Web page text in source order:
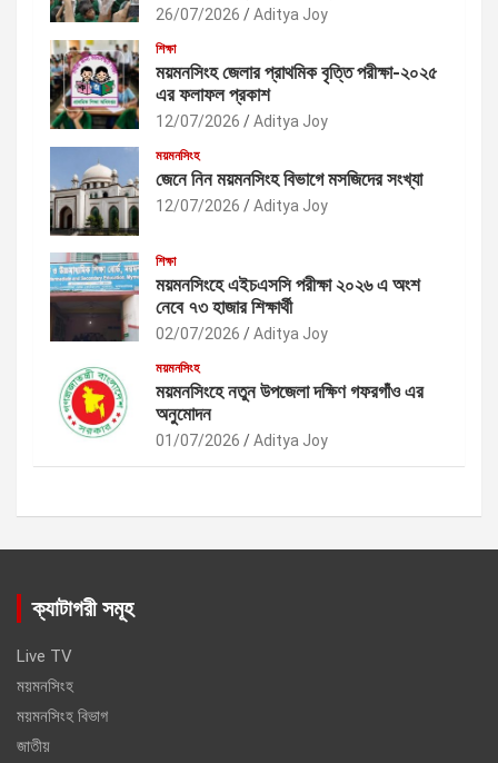
26/07/2026 Aditya Joy
শিক্ষা
ময়মনসিংহ জেলার প্রাথমিক বৃত্তি পরীক্ষা-২০২৫
এর ফলাফল প্রকাশ
12/07/2026 Aditya Joy
ময়মনসিংহ
জেনে নিন ময়মনসিংহ বিভাগে মসজিদের সংখ্যা
12/07/2026 Aditya Joy
শিক্ষা
ময়মনসিংহে এইচএসসি পরীক্ষা ২০২৬ এ অংশ
নেবে ৭৩ হাজার শিক্ষার্থী
02/07/2026 Aditya Joy
ময়মনসিংহ
ময়মনসিংহে নতুন উপজেলা দক্ষিণ গফরগাঁও এর
অনুমোদন
01/07/2026 Aditya Joy
ক্যাটাগরী সমূহ
Live TV
ময়মনসিংহ
ময়মনসিংহ বিভাগ
জাতীয়